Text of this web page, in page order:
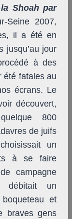
Shoah par
Seine 2007,
il a été en
jusqu’au jour
à des
été fatales au
écrans. Le
découvert,
800
de juifs
un
à se faire
campagne
débitait un
et
braves gens